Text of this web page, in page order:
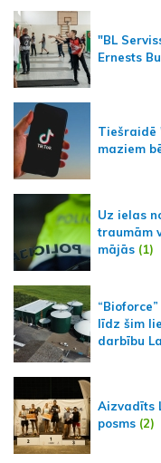
"BL
Ernests
Tiešraidē
maziem
Uz ielas
traumām
mājās (1)
līdz šim
darbību
Aizvadīts
posms (2)